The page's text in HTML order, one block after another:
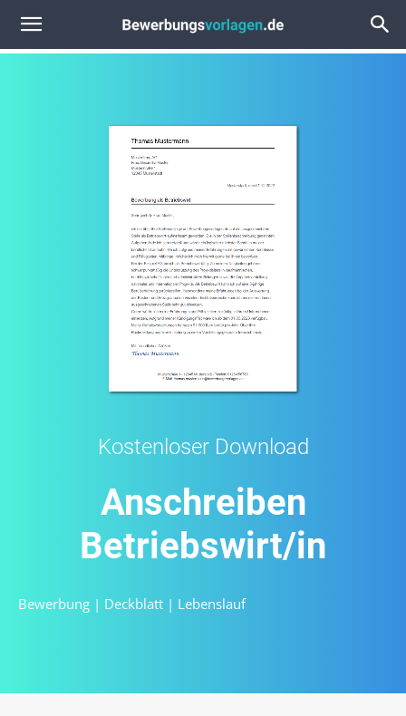
Kostenloser Download
Anschreiben
Betriebswirt/in
Bewerbung | Deckblatt | Lebenslauf